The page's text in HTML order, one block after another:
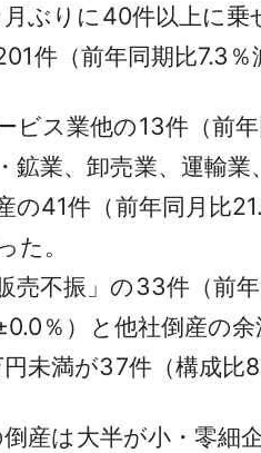
ぶりに40件以上に乗
件（前年同期比7.3％
ビス業他の13件（前
鉱業、卸売業、運輸
41件（前年同月比
た。
売不振」の33件（前
％）と他社倒産の
未満が37件（構成比
産は大半が小・零細